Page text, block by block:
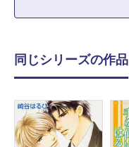
同じシリーズの作品